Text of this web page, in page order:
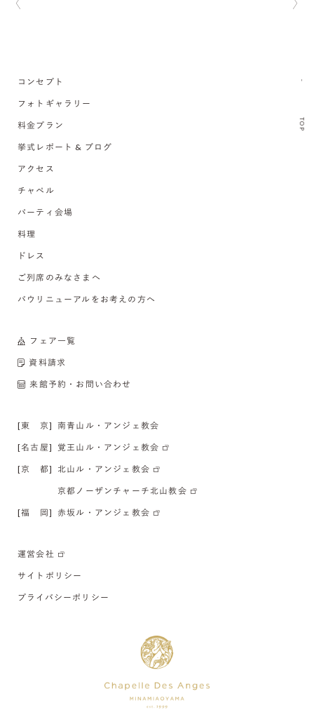
TOP
コンセプト
フォトギャラリー
料金プラン
挙式レポート & ブログ
アクセス
チャペル
パーティ会場
料理
ドレス
ご列席のみなさまへ
バウリニューアルをお考えの方へ
フェア一覧
資料請求
来館予約・お問い合わせ
[東 京] 南青山ル・アンジェ教会
[名古屋] 覚王山ル・アンジェ教会
[京 都] 北山ル・アンジェ教会
京都ノーザンチャーチ北山教会
[福 岡] 赤坂ル・アンジェ教会
運営会社
サイトポリシー
プライバシーポリシー